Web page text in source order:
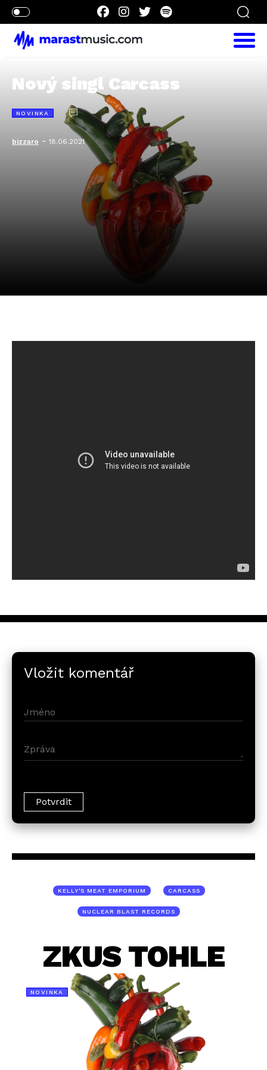
Nový singl Carcass
NOVINKA
bizzaro - 18.06.2021
Vložit komentář
KELLY'S MEAT EMPORIUM CARCASS
NUCLEAR BLAST RECORDS
ZKUS TOHLE
NOVINKA